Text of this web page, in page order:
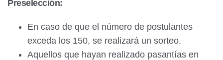
Preselección:
En caso de que el número de postulantes
exceda los 150, se realizará un sorteo.
Aquellos que hayan realizado pasantías en